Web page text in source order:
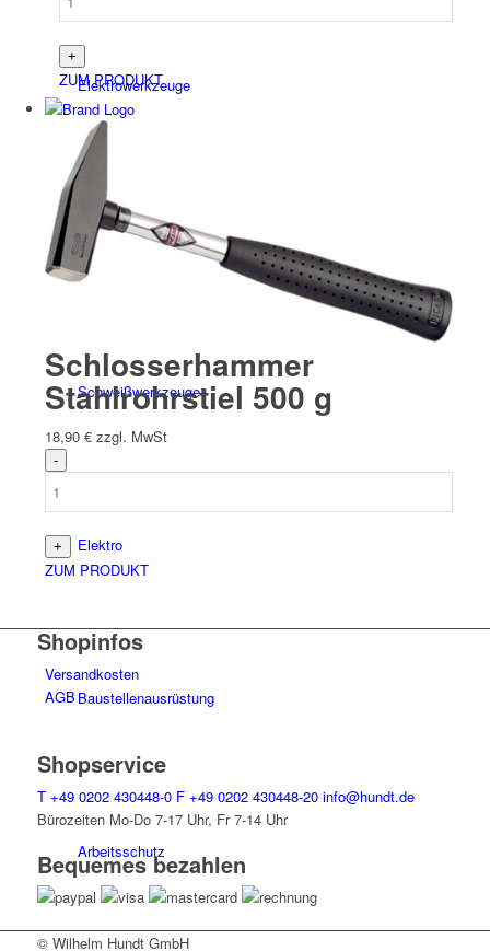
Elektro­werk­zeuge
Zubehör Akku/ Elektro
Schweiß­werk­zeuge
Elektro
Bau­stellen­aus­rüstung
Arbeits­schutz
ZUM PRODUKT
Schlosserhammer
Stahlrohrstiel 500 g
18,90 € zzgl. MwSt
ZUM PRODUKT
Shopinfos
Versandkosten
AGB
Shopservice
T +49 0202 430448-0 F +49 0202 430448-20 info@hundt.de
Bürozeiten Mo-Do 7-17 Uhr, Fr 7-14 Uhr
Bequemes bezahlen
© Wilhelm Hundt GmbH